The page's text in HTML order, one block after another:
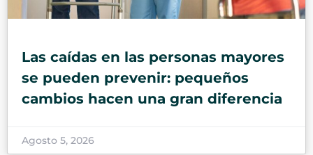
Las caídas en las personas mayores
se pueden prevenir: pequeños
cambios hacen una gran diferencia
Agosto 5, 2026